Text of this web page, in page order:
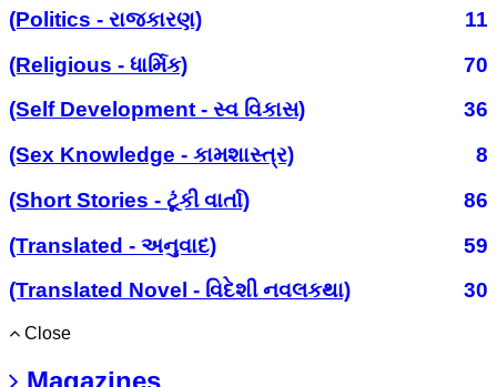
(Politics - રાજકારણ)
11
(Religious - ધાર્મિક)
70
(Self Development - સ્વ વિકાસ)
36
(Sex Knowledge - કામશાસ્ત્ર)
8
(Short Stories - ટૂંકી વાર્તા)
86
(Translated - અનુવાદ)
59
(Translated Novel - વિદેશી નવલકથા)
30
Close
Magazines